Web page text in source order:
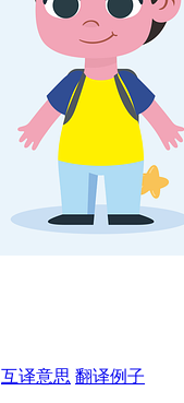
互译意思 翻译例子